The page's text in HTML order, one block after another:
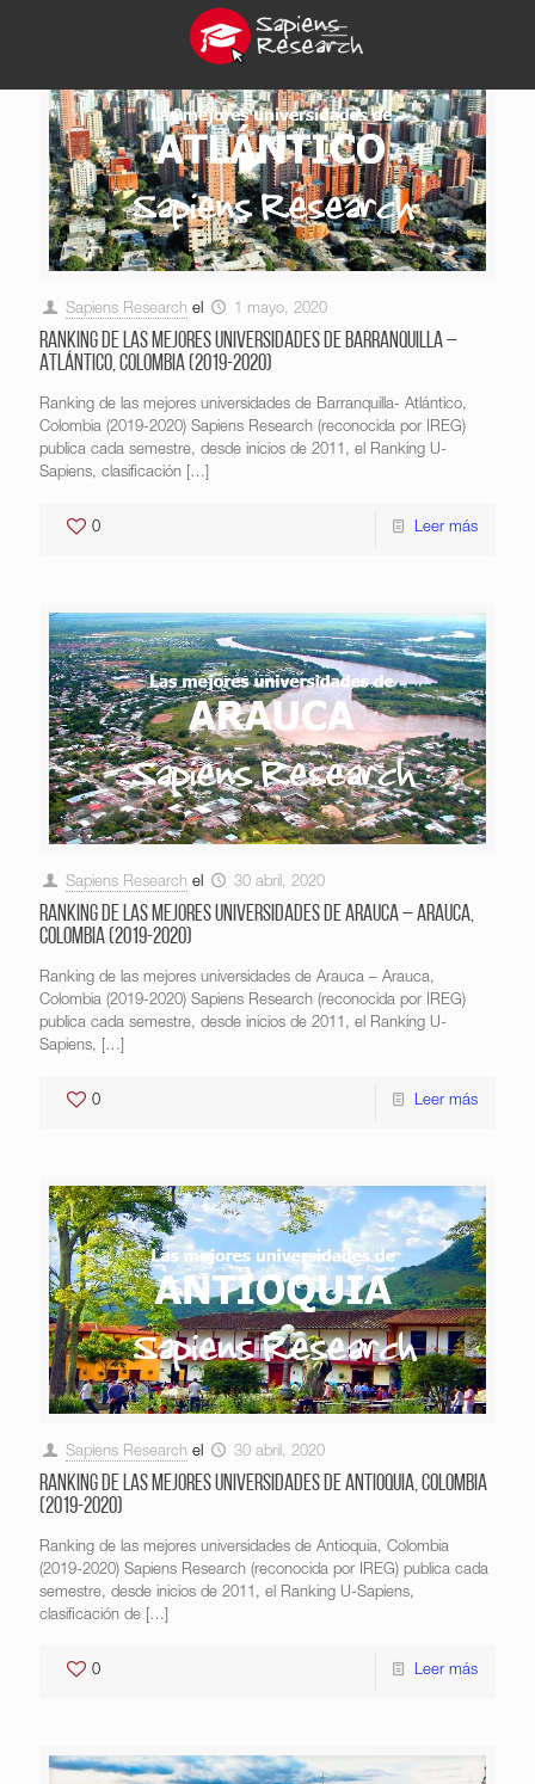
Sapiens Research el 1 mayo, 2020
Ranking de las mejores universidades de Barranquilla –
Atlántico, Colombia (2019-2020)
Ranking de las mejores universidades de Barranquilla- Atlántico,
Colombia (2019-2020) Sapiens Research (reconocida por IREG)
publica cada semestre, desde inicios de 2011, el Ranking U-
Sapiens, clasificación […]
0 Leer más
Sapiens Research el 30 abril, 2020
Ranking de las mejores universidades de Arauca – Arauca,
Colombia (2019-2020)
Ranking de las mejores universidades de Arauca – Arauca,
Colombia (2019-2020) Sapiens Research (reconocida por IREG)
publica cada semestre, desde inicios de 2011, el Ranking U-
Sapiens, […]
0 Leer más
Sapiens Research el 30 abril, 2020
Ranking de las mejores universidades de Antioquia, Colombia
(2019-2020)
Ranking de las mejores universidades de Antioquia, Colombia
(2019-2020) Sapiens Research (reconocida por IREG) publica cada
semestre, desde inicios de 2011, el Ranking U-Sapiens,
clasificación de […]
0 Leer más